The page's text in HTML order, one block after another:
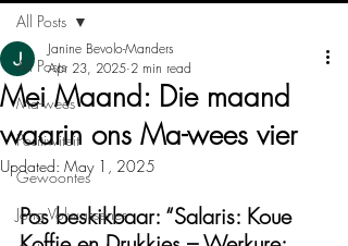
All Posts
Ma-wees
Positiwiteit
Gewoontes
Jong Volwassenes
All Posts
Mei Maand: Die maand
waarin ons Ma-wees vier
Janine Bevolo-Manders
Apr 23, 2025 2 min read
Updated: May 1, 2025
Pos beskikbaar: “Salaris: Koue